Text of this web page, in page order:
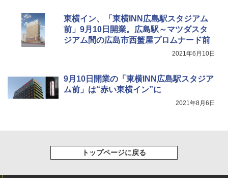
イド ブラックコーティング フルクローズ メ
ッシュ 4人用 簡単設置 ポップアップテント P
ATCW-150B エクルベージュ
コンパクト iimono117 (ブルー)
￥3,080
東横イン、「東横INN広島駅スタジアム
前」9月10日開業。広島駅～マツダスタ
ジアム間の広島市西蟹屋プロムナード前
2021年6月10日
9月10日開業の「東横INN広島駅スタジア
ム前」は“赤い東横イン”に
2021年8月6日
トップページに戻る